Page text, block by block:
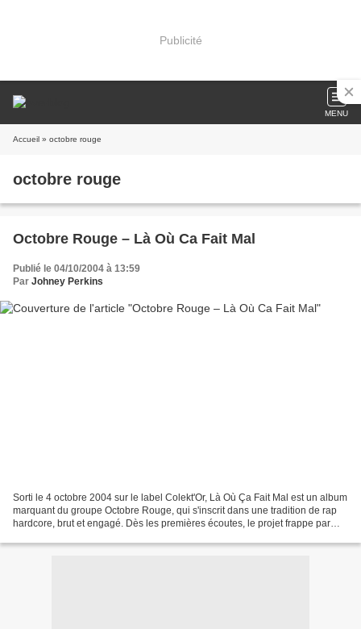
Publicité
MENU
Accueil » octobre rouge
octobre rouge
Octobre Rouge – Là Où Ca Fait Mal
Publié le 04/10/2004 à 13:59
Par Johney Perkins
Sorti le 4 octobre 2004 sur le label Colekt'Or, Là Où Ça Fait Mal est un album
marquant du groupe Octobre Rouge, qui s'inscrit dans une tradition de rap
hardcore, brut et engagé. Dès les premières écoutes, le projet frappe par